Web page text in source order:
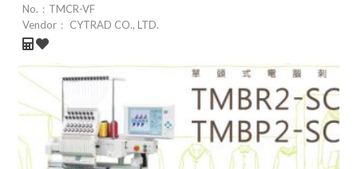
No.： TMCR-VF
Vendor：
CYTRAD CO., LTD.